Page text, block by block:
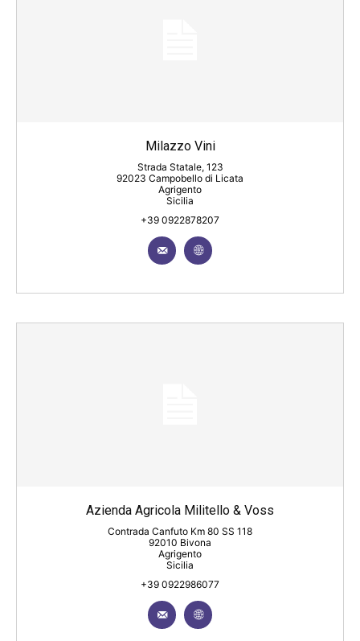
Milazzo Vini
Strada Statale, 123
92023 Campobello di Licata
Agrigento
Sicilia
+39 0922878207
Azienda Agricola Militello & Voss
Contrada Canfuto Km 80 SS 118
92010 Bivona
Agrigento
Sicilia
+39 0922986077